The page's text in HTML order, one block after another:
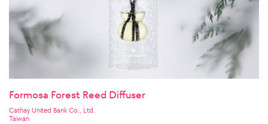
Formosa Forest Reed Diffuser
Cathay United Bank Co., Ltd.
Taiwan